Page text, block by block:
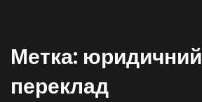
Метка: юридичний
переклад